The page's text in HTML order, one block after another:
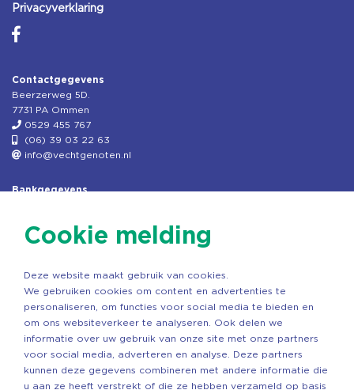
Privacyverklaring
Contactgegevens
Beerzerweg 5D.
7731 PA Ommen
0529 455 767
(06) 39 03 22 63
info@vechtgenoten.nl
Bankgegevens
Rek.nr: NL85RABO0127579230
Copyright ©2026 Vechtgenoten
Cookie melding
Deze website maakt gebruik van cookies.
We gebruiken cookies om content en advertenties te
personaliseren, om functies voor social media te bieden en
om ons websiteverkeer te analyseren. Ook delen we
informatie over uw gebruik van onze site met onze partners
voor social media, adverteren en analyse. Deze partners
kunnen deze gegevens combineren met andere informatie die
u aan ze heeft verstrekt of die ze hebben verzameld op basis